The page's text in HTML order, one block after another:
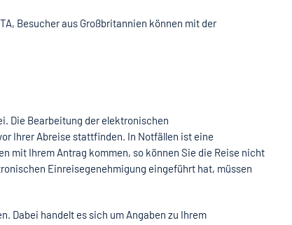
Besucher aus Großbritannien können mit der
Die Bearbeitung der elektronischen
Ihrer Abreise stattfinden. In Notfällen ist eine
mit Ihrem Antrag kommen, so können Sie die Reise nicht
Einreisegenehmigung eingeführt hat, müssen
Dabei handelt es sich um Angaben zu Ihrem